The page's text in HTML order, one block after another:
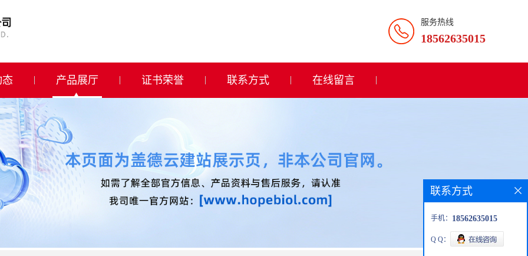
服务热线
18562635015
产品展厅 证书荣誉 联系方式 在线留言
联系方式
手机： 18562635015
Q Q：